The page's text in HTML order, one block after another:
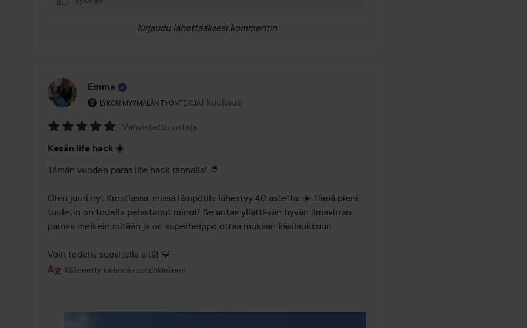
Kirjaudu lähettääksesi kommentin
Emma
LYKON MYYMÄLÄN TYÖNTEKIJÄ
Käyttäjän rooli: Lykon myymälän työntekijä.
1 kuukausi
Viesti luotiin 1 kuukausi
5
/
Vahvistettu ostaja
Kesän life hack ☀️
Tämän vuoden paras life hack rannalla! 💛
Olen juuri nyt Kroatiassa, missä lämpötila lähestyy 40 astetta. ☀️ Tämä pieni
tuuletin on todella pelastanut minut! Se antaa yllättävän hyvän ilmavirran,
painaa melkein mitään ja on superhelppo ottaa mukaan käsilaukkuun.
Voin todella suositella sitä! 💙
Käännetty kielestä ruotsinkielinen